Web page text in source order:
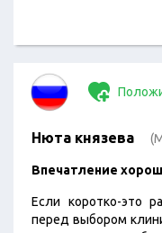
Нюта князева
Впечатление
Если коротко-это
перед выбором